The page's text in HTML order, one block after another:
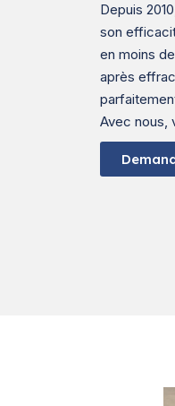
Depuis
son
en moins
après
Avec nous,